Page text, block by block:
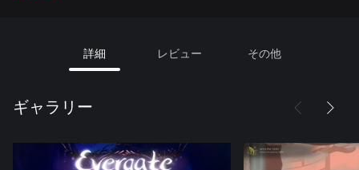
詳細 レビュー その他
ギャラリー